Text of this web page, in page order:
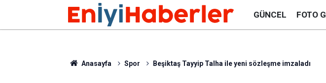
GÜNCEL FOTO
Anasayfa Spor Beşiktaş Tayyip Talha ile yeni sözleşme imzaladı